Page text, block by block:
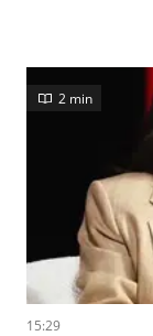
2 min
15:29